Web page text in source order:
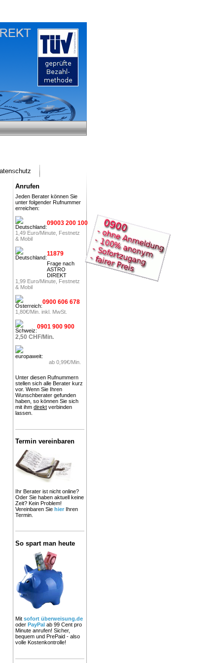
Anrufen
Jeden Berater können Sie
unter folgender Rufnummer
erreichen:
09003 200 100
1,49 Euro/Minute, Festnetz
& Mobil
11879
Frage nach
ASTRO
DIREKT
1,99 Euro/Minute, Festnetz
& Mobil
0900 606 678
1,80€/Min. inkl. MwSt.
0901 900 900
2,50 CHF/Min.
ab 0,99€/Min.
Unter diesen Rufnummern
stellen sich alle Berater kurz
vor. Wenn Sie Ihren
Wunschberater gefunden
haben, so können Sie sich
mit ihm direkt verbinden
lassen.
Termin vereinbaren
Ihr Berater ist nicht online?
Oder Sie haben aktuell keine
Zeit? Kein Problem!
Vereinbaren Sie hier Ihren
Termin.
So spart man heute
Mit sofort überweisung.de
oder PayPal ab 99 Cent pro
Minute anrufen! Sicher,
bequem und PrePaid - also
volle Kostenkontrolle!